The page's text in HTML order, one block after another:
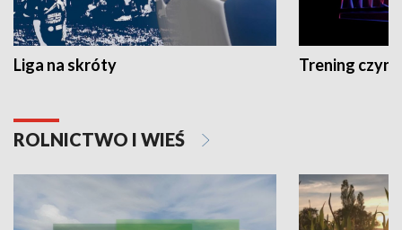
Liga na skróty Trening czyni
ROLNICTWO I WIEŚ